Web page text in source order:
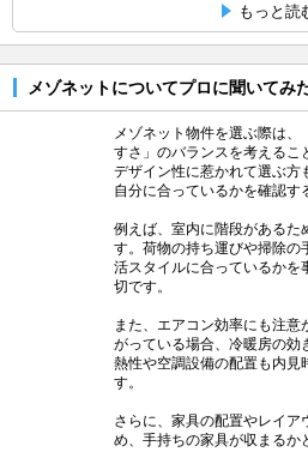
もっと読
メゾネットについてプロに聞いてみ
メゾネット物件を選ぶ際は
すさ」のバランスを考えるこ
デザイン性に惹かれて選ぶ方
自分に合っているかを確認す
例えば、室内に階段があるた
す。荷物の持ち運びや掃除の
活スタイルに合っているかを
切です。
また、エアコン効率にも注意
がっている場合、冷暖房の効
熱性や空調設備の配置も内見
す。
さらに、家具の配置やレイア
め、手持ちの家具が収まるか